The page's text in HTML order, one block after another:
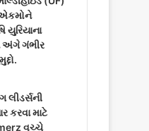
a
યુરિયાના
અંગે ગંભીર
લીડર્સની
કરવા માટે
વચ્ચે